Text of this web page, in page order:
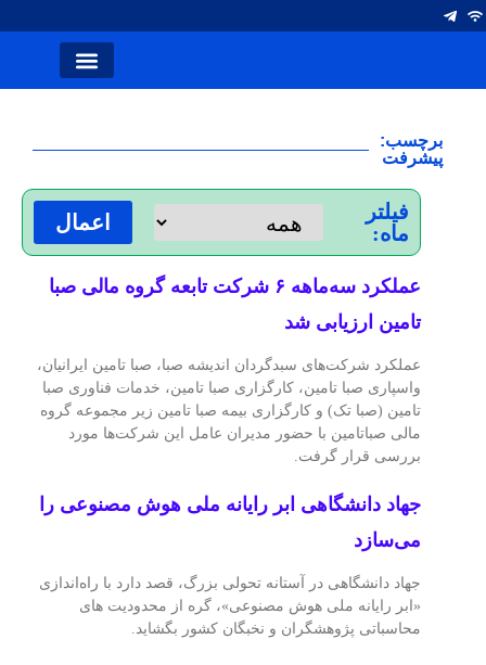
برچسب:
پیشرفت
فیلتر
ماه:
اعمال
عملکرد سه‌ماهه ۶ شرکت‌ تابعه گروه مالی صبا
تامین ارزیابی شد
عملکرد شرکت‌های سبدگردان اندیشه صبا، صبا تامین ایرانیان،
واسپاری صبا تامین، کارگزاری صبا تامین، خدمات فناوری صبا
تامین (صبا تک) و کارگزاری بیمه صبا تامین زیر مجموعه گروه
مالی صباتامین با حضور مدیران عامل این شرکت‌ها مورد
بررسی قرار گرفت.
جهاد دانشگاهی ابر رایانه ملی هوش مصنوعی را
می‌سازد
جهاد دانشگاهی در آستانه تحولی بزرگ، قصد دارد با راه‌اندازی
«ابر رایانه ملی هوش مصنوعی»، گره از محدودیت ‌های
محاسباتی پژوهشگران و نخبگان کشور بگشاید.